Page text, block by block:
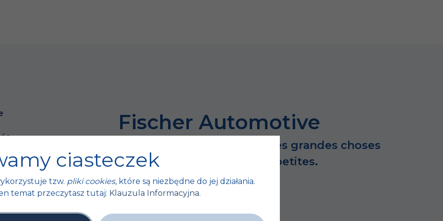
Fischer Automotive
Parce que le succès des grandes choses
dépend toujours des petites.
ciasteczek
tzw. pliki cookies, które są niezbędne do jej działania.
temat przeczytasz tutaj: Klauzula Informacyjna.